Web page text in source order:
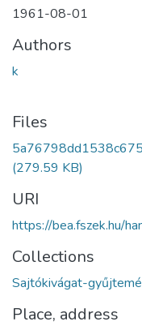
1961-08-01
Authors
k
Files
(279.59 KB)
URI
https://bea.fszek.hu/
Collections
Sajtókivágat-
Place, address